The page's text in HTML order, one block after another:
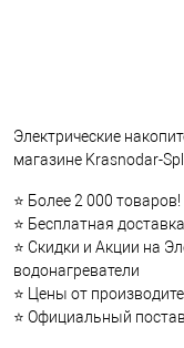
Электрические
магазине Krasnodar-
⭐ Более 2 000 товаров!
⭐ Бесплатная
⭐ Скидки и Акции на
водонагреватели
⭐ Цены от
⭐ Официальный